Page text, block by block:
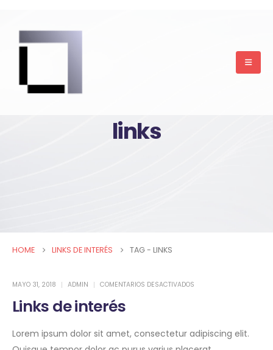
links
HOME LINKS DE INTERÉS TAG - LINKS
MAYO 31, 2018 ADMIN COMENTARIOS DESACTIVADOS
Links de interés
Lorem ipsum dolor sit amet, consectetur adipiscing elit.